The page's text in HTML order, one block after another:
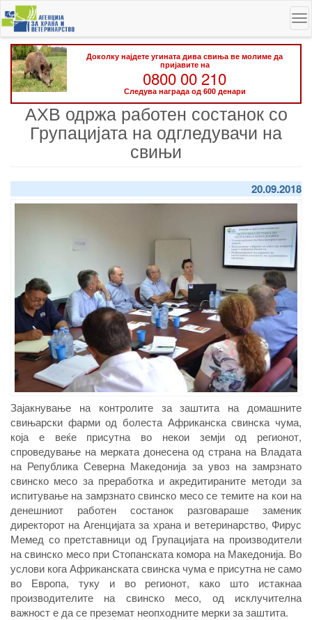
Skip
to
main
content
Доколку најдете угината дива свиња ве молиме да
пријавите на
0800 00 210
Следува награда од 600 денари
АХВ одржа работен состанок со
Групацијата на одгледувачи на
свињи
20.09.2018
Зајакнување на контролите за заштита на домашните
свињарски фарми од болеста Африканска свинска чума,
која е веќе присутна во некои земји од регионот,
спроведување на мерката донесена од страна на Владата
на Република Северна Македонија за увоз на замрзнато
свинско месо за преработка и акредитираните методи за
испитување на замрзнато свинско месо се темите на кои на
денешниот работен состанок разговараше заменик
директорот на Агенцијата за храна и ветеринарство, Фирус
Мемед со претставници од Групацијата на производители
на свинско месо при Стопанската комора на Македонија. Во
услови кога Африканската свинска чума е присутна не само
во Европа, туку и во регионот, како што истакнаа
производителите на свинско месо, од исклучителна
важност е да се преземат неопходните мерки за заштита.